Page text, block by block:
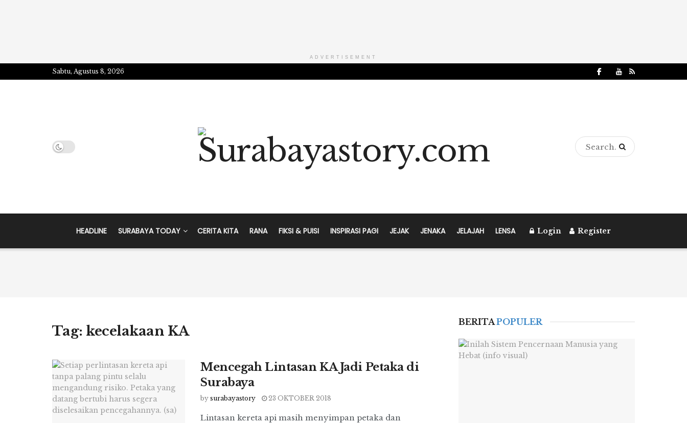
ADVERTISEMENT
Sabtu, Agustus 8, 2026
HEADLINE SURABAYA TODAY CERITA KITA RANA FIKSI & PUISI INSPIRASI PAGI JEJAK JENAKA JELAJAH LENSA Login Register
Tag: kecelakaan KA
Mencegah Lintasan KA Jadi Petaka di
Surabaya
by surabayastory 23 OKTOBER 2018
Lintasan kereta api masih menyimpan petaka dan
BERITAPOPULER